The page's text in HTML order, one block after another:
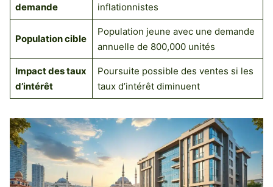
demande
inflationnistes
Population cible
Population jeune avec une demande
annuelle de 800,000 unités
Impact des taux
d’intérêt
Poursuite possible des ventes si les
taux d’intérêt diminuent